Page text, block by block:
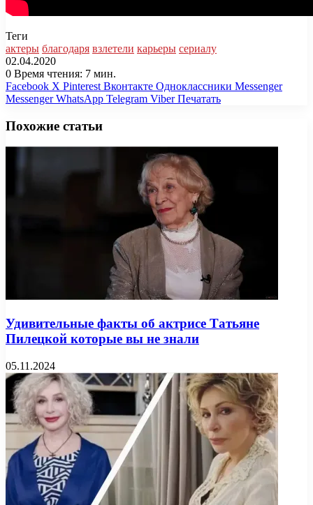
Теги
актеры благодаря взлетели карьеры сериалу
02.04.2020
0 Время чтения: 7 мин.
Facebook X Pinterest Вконтакте Одноклассники Messenger
Messenger WhatsApp Telegram Viber Печатать
Похожие статьи
Удивительные факты об актрисе Татьяне
Пилецкой которые вы не знали
05.11.2024